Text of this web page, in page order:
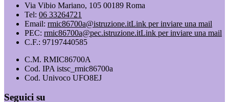
Via Vibio Mariano, 105 00189 Roma
Tel: 06 33264721
Email: rmic86700a@istruzione.itLink per inviare una mail
PEC: rmic86700a@pec.istruzione.itLink per inviare una mail
C.F.: 97197440585
C.M. RMIC86700A
Cod. IPA istsc_rmic86700a
Cod. Univoco UFO8EJ
Seguici su